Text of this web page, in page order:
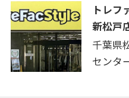
トレフ
新松戸
千葉県
センタ